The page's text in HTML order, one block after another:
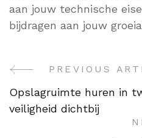
aan jouw technische
bijdragen aan jouw
Post
Navigation
PREVIOUS
Opslagruimte huren in
veiligheid dichtbij